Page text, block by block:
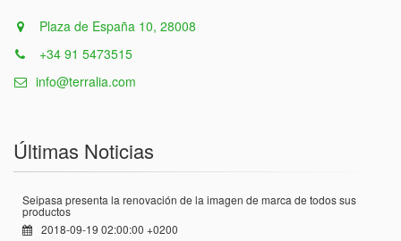
Plaza de España 10, 28008
+34 91 5473515
info@terralia.com
Últimas Noticias
Seipasa presenta la renovación de la imagen de marca de todos sus
productos
2018-09-19 02:00:00 +0200